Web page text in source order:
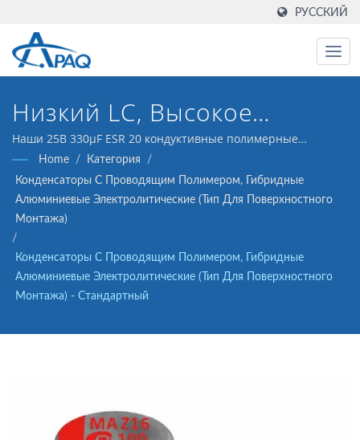
РУССКИЙ
Низкий LC, Высокое
Напряжение, Высокая
Надежность
Наши 25В 330μF ESR 20 кондуктивные полимерные
гибридные алюминиевые электролитические
конденсаторы (Тип для поверхностного монтажа)
разработаны для использования в DC-DC
преобразователях, регуляторах напряжения и в схемах
развязки.
Home / Категория
/
Конденсаторы С Проводящим Полимером, Гибридные
Алюминиевые Электролитические (тип Для Поверхностного
Монтажа)
/
Конденсаторы С Проводящим Полимером, Гибридные
Алюминиевые Электролитические (тип Для Поверхностного
Монтажа) - Стандартный